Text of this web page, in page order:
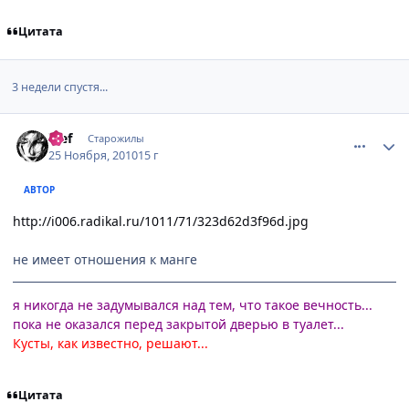
Цитата
3 недели спустя...
ђief Старожилы
25 Ноября, 201015 г
АВТОР
http://i006.radikal.ru/1011/71/323d62d3f96d.jpg
не имеет отношения к манге
я никогда не задумывался над тем, что такое вечность...
пока не оказался перед закрытой дверью в туалет...
Кусты, как известно, решают...
Цитата